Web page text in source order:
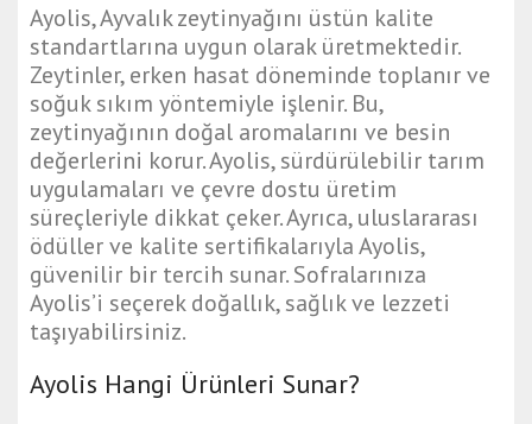
Ayolis, Ayvalık zeytinyağını üstün kalite
standartlarına uygun olarak üretmektedir.
Zeytinler, erken hasat döneminde toplanır ve
soğuk sıkım yöntemiyle işlenir. Bu,
zeytinyağının doğal aromalarını ve besin
değerlerini korur. Ayolis, sürdürülebilir tarım
uygulamaları ve çevre dostu üretim
süreçleriyle dikkat çeker. Ayrıca, uluslararası
ödüller ve kalite sertifikalarıyla Ayolis,
güvenilir bir tercih sunar. Sofralarınıza
Ayolis’i seçerek doğallık, sağlık ve lezzeti
taşıyabilirsiniz.
Ayolis Hangi Ürünleri Sunar?